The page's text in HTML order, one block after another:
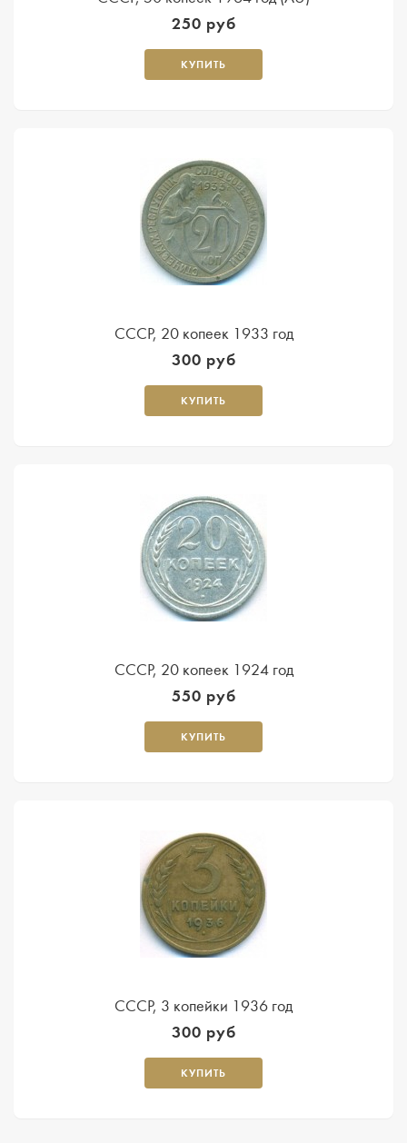
250 руб
КУПИТЬ
СССР, 20 копеек 1933 год
300 руб
КУПИТЬ
СССР, 20 копеек 1924 год
550 руб
КУПИТЬ
СССР, 3 копейки 1936 год
300 руб
КУПИТЬ